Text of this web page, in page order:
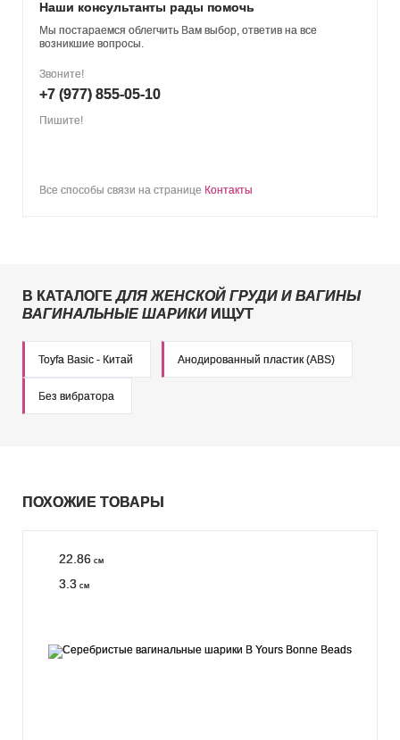
Наши консультанты рады помочь
Мы постараемся облегчить Вам выбор, ответив на все
возникшие вопросы.
Звоните!
+7 (977) 855-05-10
Пишите!
Все способы связи на странице Контакты
В КАТАЛОГЕДЛЯ ЖЕНСКОЙ ГРУДИ И ВАГИНЫ
ВАГИНАЛЬНЫЕ ШАРИКИ ИЩУТ
Toyfa Basic - Китай Анодированный пластик (ABS)
Без вибратора
ПОХОЖИЕ ТОВАРЫ
22.86 см
3.3 см